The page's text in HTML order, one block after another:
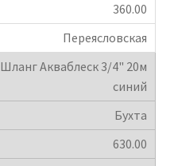
360.00
Переясловская
Шланг Акваблеск 3/4" 20м
синий
Бухта
630.00